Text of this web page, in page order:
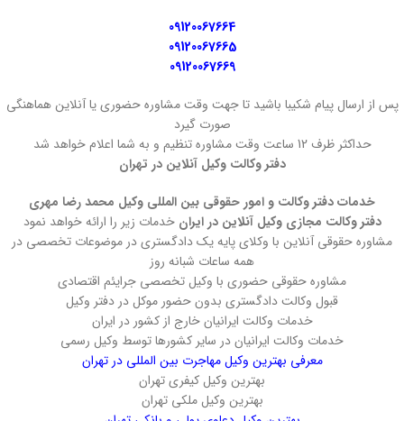
09120067664
09120067665
09120067669
پس از ارسال پیام شکیبا باشید تا جهت وقت مشاوره حضوری یا آنلاین هماهنگی
صورت گیرد
حداکثر ظرف 12 ساعت وقت مشاوره تنظیم و به شما اعلام خواهد شد
دفتر وکالت وکیل آنلاین در تهران
خدمات دفتر وکالت و امور حقوقی بین المللی وکیل محمد رضا مهری
دفتر وکالت مجازی وکیل آنلاین در ایران خدمات زیر را ارائه خواهد نمود
مشاوره حقوقی آنلاین با وکلای پایه یک دادگستری در موضوعات تخصصی در
همه ساعات شبانه روز
مشاوره حقوقی حضوری با وکیل تخصصی جرایئم اقتصادی
قبول وکالت دادگستری بدون حضور موکل در دفتر وکیل
خدمات وکالت ایرانیان خارج از کشور در ایران
خدمات وکالت ایرانیان در سایر کشورها توسط وکیل رسمی
معرفی بهترین وکیل مهاجرت بین المللی در تهران
بهترین وکیل کیفری تهران
بهترین وکیل ملکی تهران